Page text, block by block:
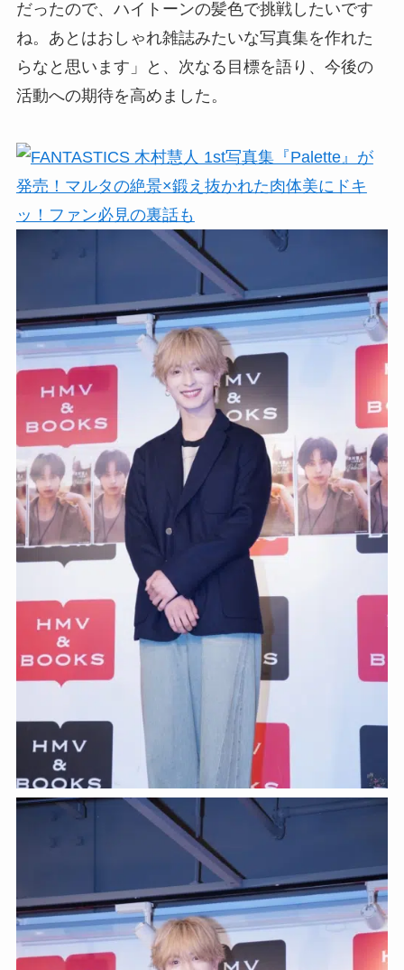
だったので、ハイトーンの髪色で挑戦したいです
ね。あとはおしゃれ雑誌みたいな写真集を作れた
らなと思います」と、次なる目標を語り、今後の
活動への期待を高めました。